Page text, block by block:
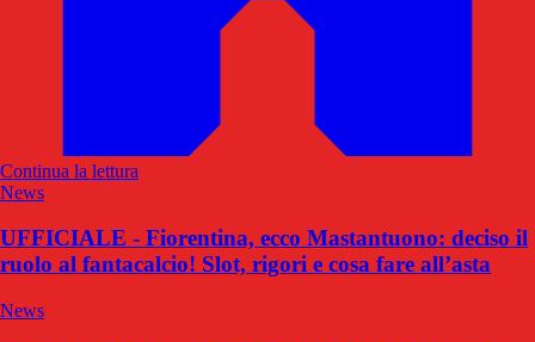
Continua la lettura
News
UFFICIALE - Fiorentina, ecco Mastantuono: deciso il
ruolo al fantacalcio! Slot, rigori e cosa fare all’asta
News